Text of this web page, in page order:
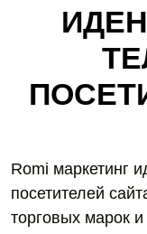
Romi маркетинг
посетителей
торговых марок